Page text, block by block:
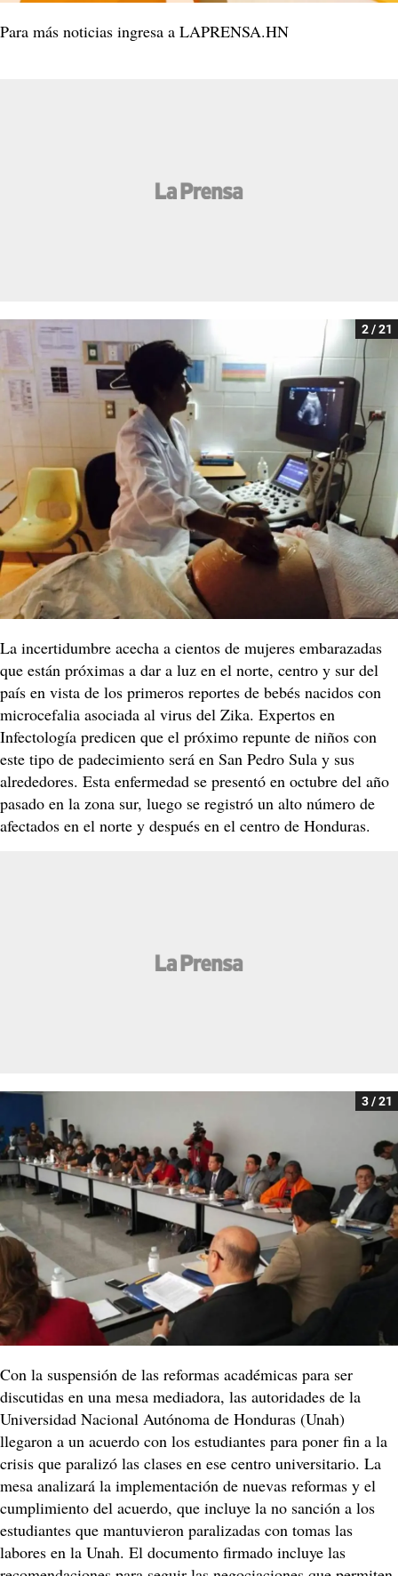
Para más noticias ingresa a LAPRENSA.HN
2 / 21
La incertidumbre acecha a cientos de mujeres embarazadas
que están próximas a dar a luz en el norte, centro y sur del
país en vista de los primeros reportes de bebés nacidos con
microcefalia asociada al virus del Zika. Expertos en
Infectología predicen que el próximo repunte de niños con
este tipo de padecimiento será en San Pedro Sula y sus
alrededores. Esta enfermedad se presentó en octubre del año
pasado en la zona sur, luego se registró un alto número de
afectados en el norte y después en el centro de Honduras.
3 / 21
Con la suspensión de las reformas académicas para ser
discutidas en una mesa mediadora, las autoridades de la
Universidad Nacional Autónoma de Honduras (Unah)
llegaron a un acuerdo con los estudiantes para poner fin a la
crisis que paralizó las clases en ese centro universitario. La
mesa analizará la implementación de nuevas reformas y el
cumplimiento del acuerdo, que incluye la no sanción a los
estudiantes que mantuvieron paralizadas con tomas las
labores en la Unah. El documento firmado incluye las